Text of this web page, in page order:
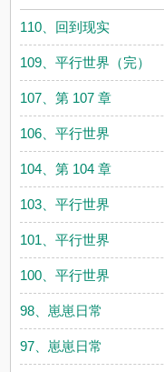
110、回到现实
109、平行世界（完）
107、第 107 章
106、平行世界
104、第 104 章
103、平行世界
101、平行世界
100、平行世界
98、崽崽日常
97、崽崽日常